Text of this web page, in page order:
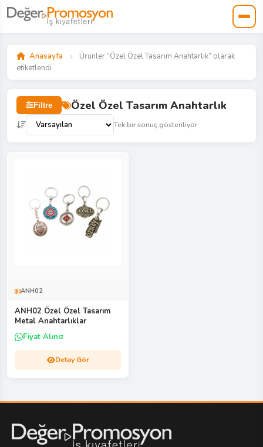
Anasayfa
Ürünler “Özel Özel Tasarım Anahtarlık” olarak
etiketlendi
Filtre Özel Özel Tasarım Anahtarlık
Tek bir sonuç gösteriliyor
ANH02
ANH02 Özel Özel Tasarım
Metal Anahtarlıklar
Fiyat Alınız
Detay Gör